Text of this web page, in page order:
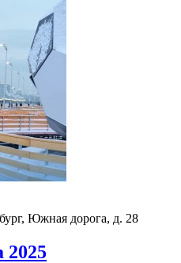
Южная дорога, д. 28
2025